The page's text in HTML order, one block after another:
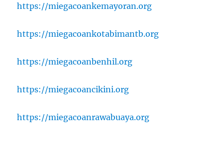
https://miegacoankemayoran.org
https://miegacoankotabimantb.org
https://miegacoanbenhil.org
https://miegacoancikini.org
https://miegacoanrawabuaya.org